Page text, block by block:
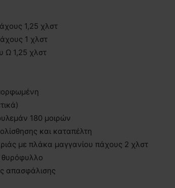
1,25 χλστ
1 χλστ
Ω 1,25 χλστ
180 μοιρών
και καταπέλτη
με πλάκα μαγγανίου πάχους 2 χλστ
θυρόφυλλο
απασφάλισης